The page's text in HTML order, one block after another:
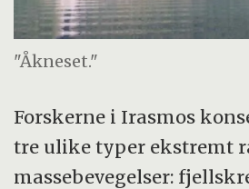
"Åkneset."
Forskerne i Irasmos
tre ulike typer ekstremt
massebevegelser: